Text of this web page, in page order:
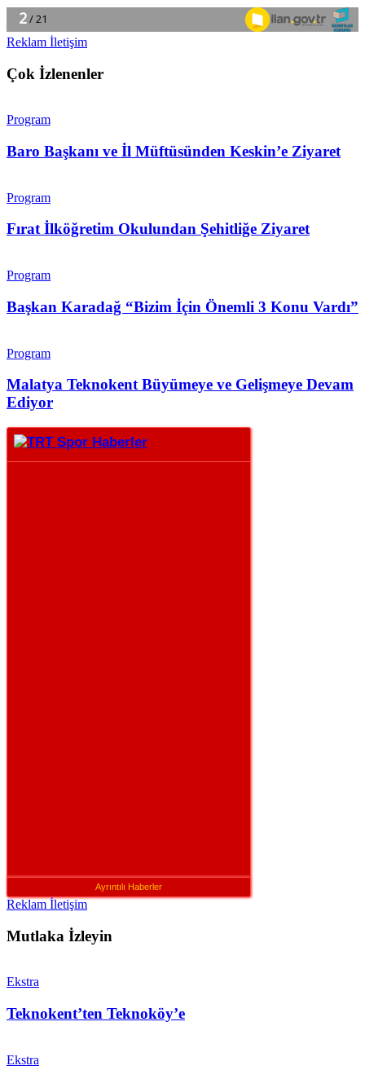
Reklam İletişim
Çok İzlenenler
Program
Baro Başkanı ve İl Müftüsünden Keskin’e Ziyaret
Program
Fırat İlköğretim Okulundan Şehitliğe Ziyaret
Program
Başkan Karadağ “Bizim İçin Önemli 3 Konu Vardı”
Program
Malatya Teknokent Büyümeye ve Gelişmeye Devam
Ediyor
Ayrıntılı Haberler
Reklam İletişim
Mutlaka İzleyin
Ekstra
Teknokent’ten Teknoköy’e
Ekstra